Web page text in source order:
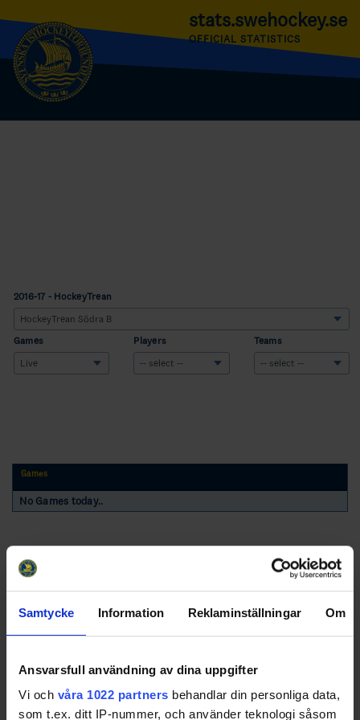
Samtycke Information Reklaminställningar Om
Ansvarsfull användning av dina uppgifter
Vi och våra 1022 partners behandlar din personliga data,
som t.ex. ditt IP-nummer, och använder teknologi såsom
stats.swehockey.se
OFFICIAL STATISTICS
2016-17 - HockeyTrean
Games Players Teams
Games
No Games today..
Swehockey – Svenska Ishockeyförbundets officiella app
Swehockey ger dig tillgång till nyheter, livebevakning